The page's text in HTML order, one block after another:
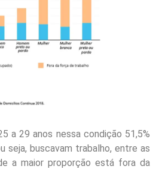
a 29 anos nessa condição 51,5%
seja, buscavam trabalho, entre as
a maior proporção está fora da